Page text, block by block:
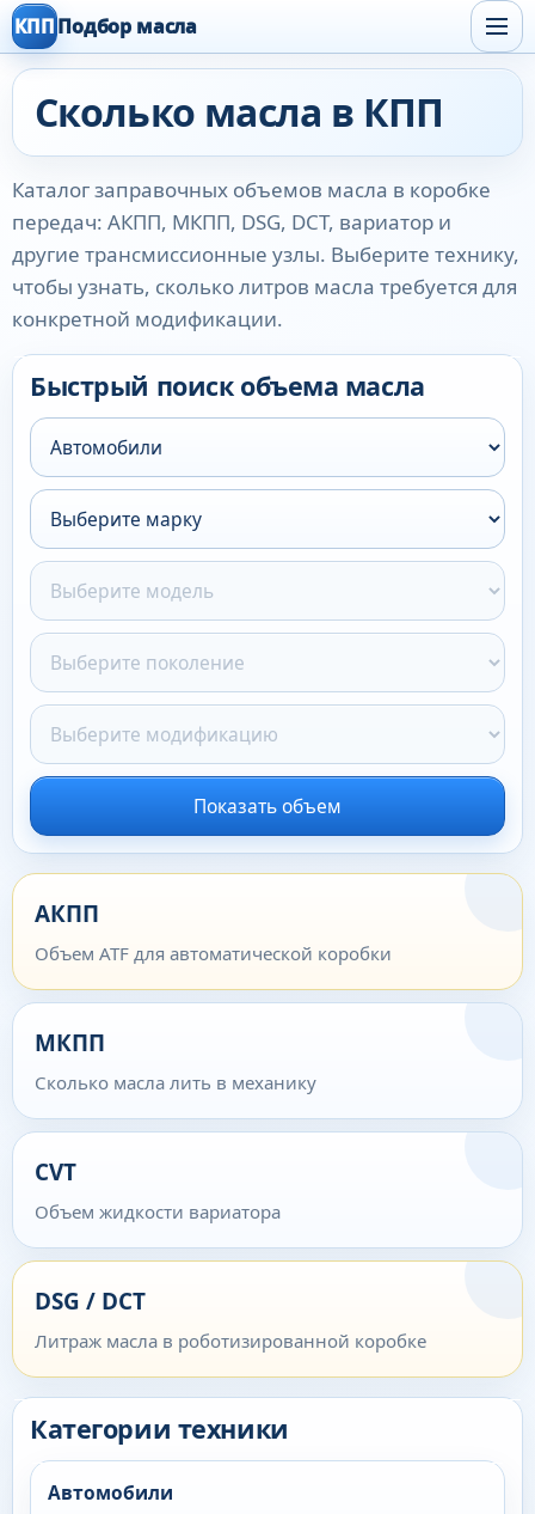
КПППодбор масла
Сколько масла в КПП
Каталог заправочных объемов масла в коробке
передач: АКПП, МКПП, DSG, DCT, вариатор и
другие трансмиссионные узлы. Выберите технику,
чтобы узнать, сколько литров масла требуется для
конкретной модификации.
Быстрый поиск объема масла
Показать объем
АКПП
Объем ATF для автоматической коробки
МКПП
Сколько масла лить в механику
CVT
Объем жидкости вариатора
DSG / DCT
Литраж масла в роботизированной коробке
Категории техники
Автомобили